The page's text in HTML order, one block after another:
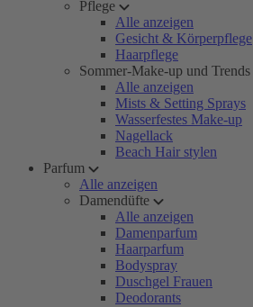
Pflege
Alle anzeigen
Gesicht & Körperpflege
Haarpflege
Sommer-Make-up und Trends
Alle anzeigen
Mists & Setting Sprays
Wasserfestes Make-up
Nagellack
Beach Hair stylen
Parfum
Alle anzeigen
Damendüfte
Alle anzeigen
Damenparfum
Haarparfum
Bodyspray
Duschgel Frauen
Deodorants